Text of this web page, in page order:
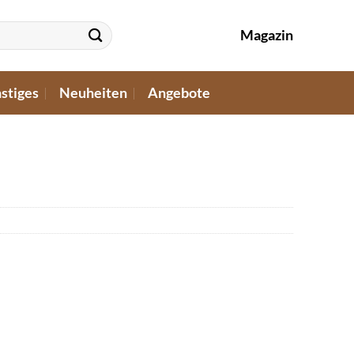
Magazin
Neuheiten Angebote